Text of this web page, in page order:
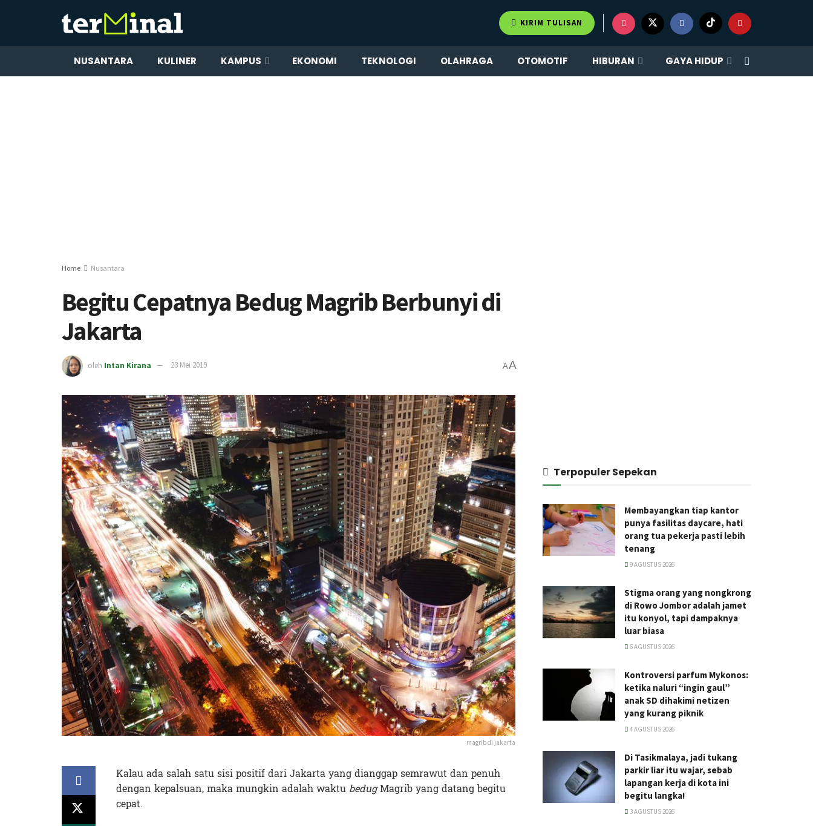
KIRIM TULISAN
NUSANTARA KULINER KAMPUS EKONOMI TEKNOLOGI OLAHRAGA OTOMOTIF HIBURAN GAYA HIDUP
Home Nusantara
Begitu Cepatnya Bedug Magrib Berbunyi di
Jakarta
oleh Intan Kirana 23 Mei 2019 AA
magrib di jakarta
Kalau ada salah satu sisi positif dari Jakarta yang dianggap semrawut dan penuh
dengan kepalsuan, maka mungkin adalah waktu bedugMagrib yang datang begitu
cepat.
Terpopuler Sepekan
Membayangkan tiap kantor
punya fasilitas daycare, hati
orang tua pekerja pasti lebih
tenang
9 AGUSTUS 2026
Stigma orang yang nongkrong
di Rowo Jombor adalah jamet
itu konyol, tapi dampaknya
luar biasa
6 AGUSTUS 2026
Kontroversi parfum Mykonos:
ketika naluri “ingin gaul”
anak SD dihakimi netizen
yang kurang piknik
4 AGUSTUS 2026
Di Tasikmalaya, jadi tukang
parkir liar itu wajar, sebab
lapangan kerja di kota ini
begitu langka!
3 AGUSTUS 2026